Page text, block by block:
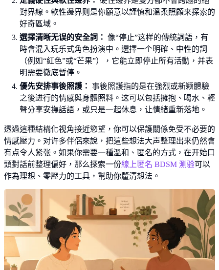
對界線。軟性邊界则是你願意以謹慎和溫柔照顧来探索的
好奇區域。
選擇清晰无误的安全詞： 像“停止”这样的傳統詞語，有
時會混入玩乐式角色扮演中。選擇一个明確、中性的詞
（例如“紅色”或“芒果”），它能立即停止所有活動，并表
明需要徹底暫停。
優先安排事後照護： 事後照護指的是在強烈或新颖體驗
之後进行的情感與身體照料。这可以包括擁抱、喝水、輕
聲分享安撫話語，或只是一起休息，让情緒重新落地。
透過這種結構化视角接近慾望，你可以保護關係免受不必要的
情感壓力。对许多伴侶來說，把這些想法大声整理出来仍然會
有点令人紧张。如果你需要一種溫和、匿名的方式，在开始口
頭對話前整理偏好，那么探索一份線上匿名 BDSM 测验可以
作為理想、零壓力的工具，幫助你釐清想法。